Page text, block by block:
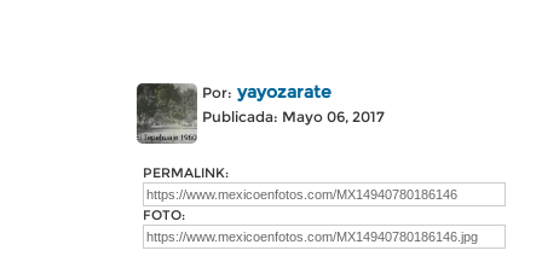
Por: yayozarate
Publicada: Mayo 06, 2017
PERMALINK:
FOTO: